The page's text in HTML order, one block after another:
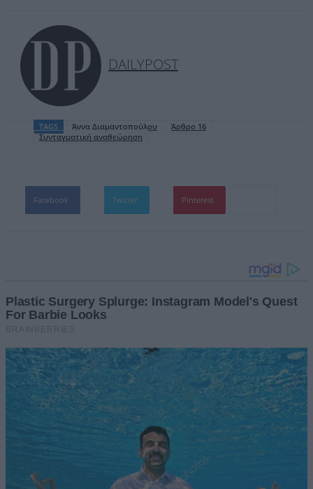
DAILYPOST
TAGS Άννα Διαμαντοπούλου
Άρθρο 16
Συνταγματική αναθεώρηση
Facebook Twitter Pinterest